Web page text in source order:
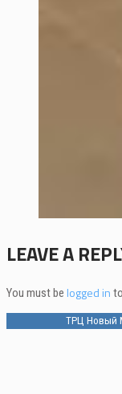
LEAVE A
You must be logged in
ТРЦ Новый